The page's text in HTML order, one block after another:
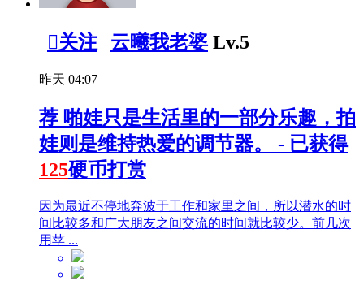
关注 云曦我老婆 Lv.5
昨天 04:07
荐 啪娃只是生活里的一部分乐趣，拍
娃则是维持热爱的调节器。 - 已获得
125硬币打赏
因为最近不停地奔波于工作和家里之间，所以潜水的时
间比较多和广大朋友之间交流的时间就比较少。前几次
用苹 ...